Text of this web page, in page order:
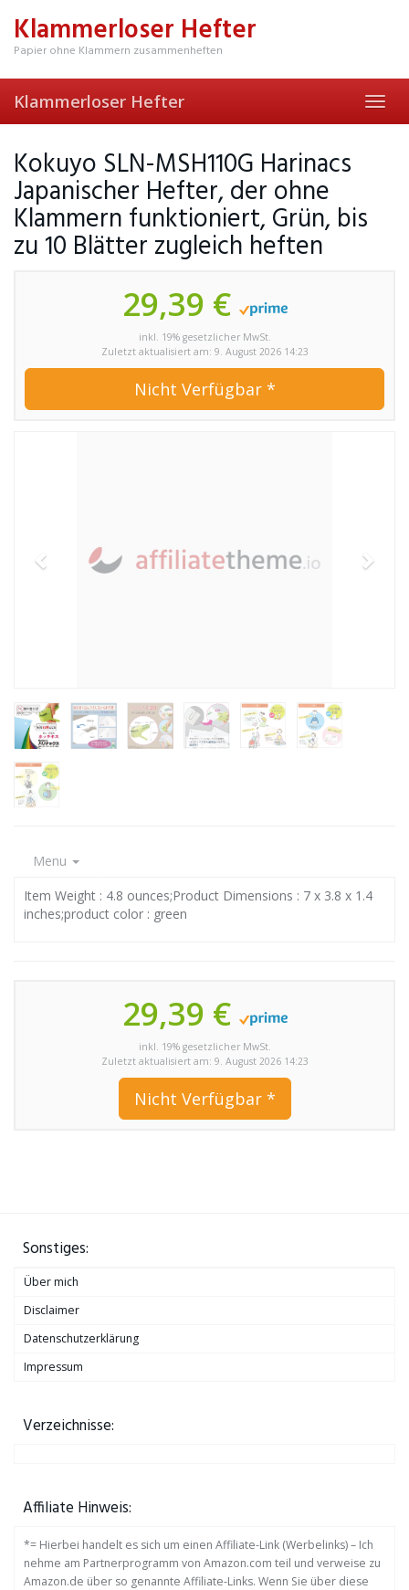
mainKlammerloser Hefter
Papier ohne Klammern zusammenheften
Klammerloser Hefter
Kokuyo SLN-MSH110G Harinacs
Japanischer Hefter, der ohne
Klammern funktioniert, Grün, bis
zu 10 Blätter zugleich heften
29,39 €
inkl. 19% gesetzlicher MwSt.
Zuletzt aktualisiert am: 9. August 2026 14:23
Nicht Verfügbar *
Menu
Item Weight : 4.8 ounces;Product Dimensions : 7 x 3.8 x 1.4
inches;product color : green
29,39 €
inkl. 19% gesetzlicher MwSt.
Zuletzt aktualisiert am: 9. August 2026 14:23
Nicht Verfügbar *
Sonstiges:
Über mich
Disclaimer
Datenschutzerklärung
Impressum
Verzeichnisse:
Affiliate Hinweis:
*= Hierbei handelt es sich um einen Affiliate-Link (Werbelinks) – Ich
nehme am Partnerprogramm von Amazon.com teil und verweise zu
Amazon.de über so genannte Affiliate-Links. Wenn Sie über diese